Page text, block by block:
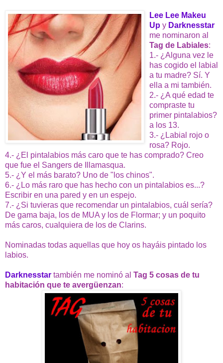
Lee Lee Makeu
Up y Darknesstar
me nominaron al
Tag de Labiales:
1.- ¿Alguna vez le
has cogido el labial
a tu madre? Sí. Y
ella a mi también.
2.- ¿A qué edad te
compraste tu
primer pintalabios?
a los 13.
3.- ¿Labial rojo o
rosa? Rojo.
4.- ¿El pintalabios más caro que te has comprado? Creo
que fue el Sangers de Illamasqua.
5.- ¿Y el más barato? Uno de "los chinos".
6.- ¿Lo más raro que has hecho con un pintalabios es...?
Escribir en una pared y en un espejo.
7.- ¿Si tuvieras que recomendar un pintalabios, cuál sería?
De gama baja, los de MUA y los de Flormar; y un poquito
más caros, cualquiera de los de Clarins.
Nominadas todas aquellas que hoy os hayáis pintado los
labios.
Darknesstar también me nominó al Tag 5 cosas de tu
habitación que te avergüenzan: